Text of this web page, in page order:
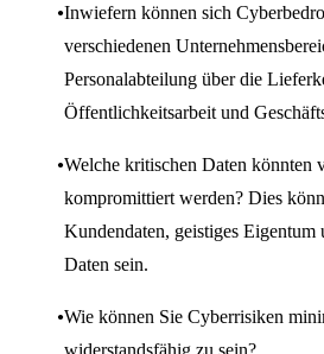
Inwiefern können sich
verschiedenen
Personalabteilung über die
Öffentlichkeitsarbeit und
Welche kritischen Daten könnten
kompromittiert werden? Dies
Kundendaten, geistiges Eigentum
Daten sein.
Wie können Sie Cyberrisiken